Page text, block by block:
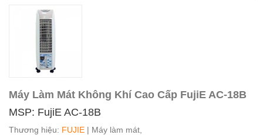
Máy Làm Mát Không Khí Cao Cấp FujiE AC-18B
MSP: FujiE AC-18B
Thương hiệu: FUJIE | Máy làm mát,